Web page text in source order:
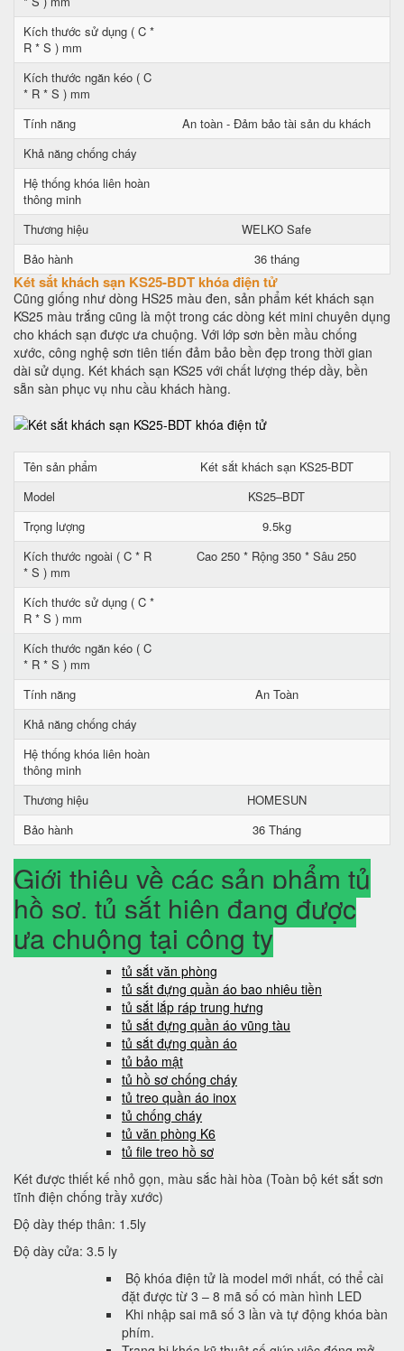
Kích thước sử dụng ( C *
R * S ) mm
Kích thước ngăn kéo ( C
* R * S ) mm
Tính năng
An toàn - Đảm bảo tài sản du khách
Khả năng chống cháy
Hệ thống khóa liên hoàn
thông minh
Thương hiệu
WELKO Safe
Bảo hành
36 tháng
Két sắt khách sạn KS25-BDT khóa điện tử
Cũng giống như dòng HS25 màu đen, sản phẩm két khách sạn
KS25 màu trắng cũng là một trong các dòng két mini chuyên dụng
cho khách sạn được ưa chuộng. Với lớp sơn bền mầu chống
xước, công nghệ sơn tiên tiến đảm bảo bền đẹp trong thời gian
dài sử dụng. Két khách sạn KS25 với chất lượng thép dầy, bền
sẵn sàn phục vụ nhu cầu khách hàng.
Tên sản phẩm
Két sắt khách sạn KS25-BDT
Model
KS25–BDT
Trọng lượng
9.5kg
Kích thước ngoài ( C * R
* S ) mm
Cao 250 * Rộng 350 * Sâu 250
Kích thước sử dụng ( C *
R * S ) mm
Kích thước ngăn kéo ( C
* R * S ) mm
Tính năng
An Toàn
Khả năng chống cháy
Hệ thống khóa liên hoàn
thông minh
Thương hiệu
HOMESUN
Bảo hành
36 Tháng
Giới thiệu về các sản phẩm tủ
hồ sơ, tủ sắt hiện đang được
ưa chuộng tại công ty
tủ sắt văn phòng
tủ sắt đựng quần áo bao nhiêu tiền
tủ sắt lắp ráp trung hưng
tủ sắt đựng quần áo vũng tàu
tủ sắt đựng quần áo
tủ bảo mật
tủ hồ sơ chống cháy
tủ treo quần áo inox
tủ chống cháy
tủ văn phòng K6
tủ file treo hồ sơ
Két được thiết kế nhỏ gọn, màu sắc hài hòa (Toàn bộ két sắt sơn
tĩnh điện chống trầy xước)
Độ dày thép thân: 1.5ly
Độ dày cửa: 3.5 ly
Bộ khóa điện tử là model mới nhất, có thể cài
đặt được từ 3 – 8 mã số có màn hình LED
Khi nhập sai mã số 3 lần và tự động khóa bàn
phím.